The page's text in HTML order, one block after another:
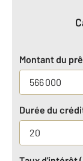
Montant du
Durée du